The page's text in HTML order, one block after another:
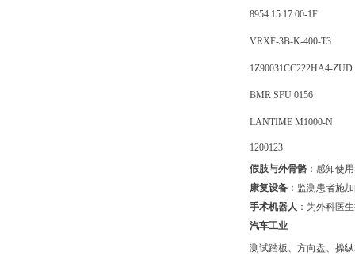
8954.15.17.00-1F
VRXF-3B-K-400-T3
1Z90031CC222HA4-ZUD
BMR SFU 0156
LANTIME M1000-N
1200123
假肢与外骨骼 ：感知使
康复设备 ：监测患者施
手术机器人 ：为外科医
汽车工业
测试踏板、方向盘、操